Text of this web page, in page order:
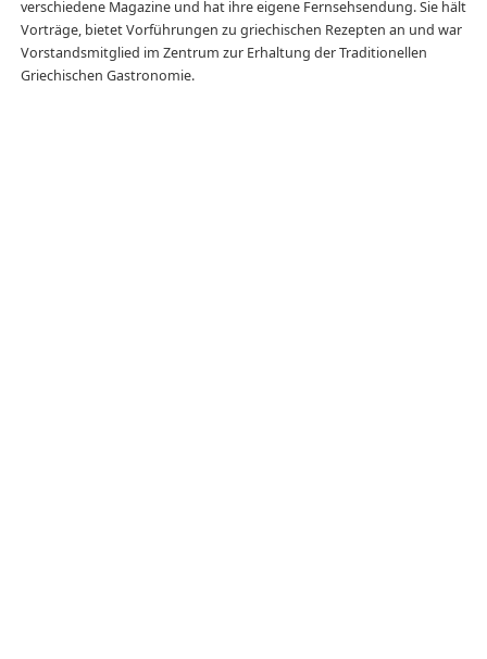
verschiedene Magazine und hat ihre eigene Fernsehsendung. Sie hält
Vorträge, bietet Vorführungen zu griechischen Rezepten an und war
Vorstandsmitglied im Zentrum zur Erhaltung der Traditionellen
Griechischen Gastronomie.